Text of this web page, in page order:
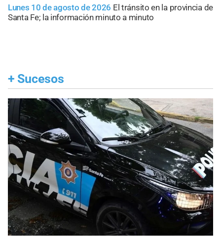
Lunes 10 de agosto de 2026 El tránsito en la provincia de
Santa Fe; la información minuto a minuto
+ Sucesos